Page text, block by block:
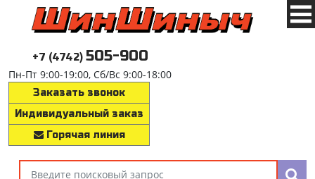
+7 (4742) 505-900
Пн-Пт 9:00-19:00, Сб/Вс 9:00-18:00
Заказать звонок
Индивидуальный заказ
Горячая линия